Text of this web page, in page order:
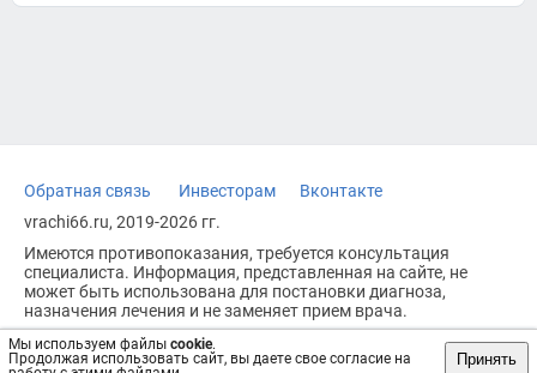
Мы используем файлы cookie.
Продолжая использовать сайт, вы даете свое согласие на
Принять
Обратная связь Инвесторам
Вконтакте
vrachi66.ru, 2019-2026 гг.
Имеются противопоказания, требуется консультация
специалиста. Информация, представленная на сайте, не
может быть использована для постановки диагноза,
назначения лечения и не заменяет прием врача.
Возрастное ограничение: 18+